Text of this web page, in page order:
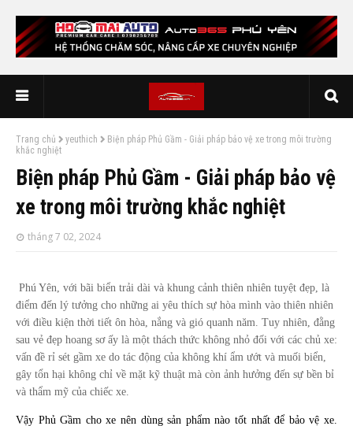
Trang chủ yeuthich
Biện pháp Phủ Gầm - Giải pháp bảo vệ xe trong môi trường
khắc nghiệt
Biện pháp Phủ Gầm - Giải pháp bảo vệ
xe trong môi trường khắc nghiệt
tháng 7 02, 2024
Phú Yên, với bãi biển trải dài và khung cảnh thiên nhiên tuyệt đẹp, là
điểm đến lý tưởng cho những ai yêu thích sự hòa mình vào thiên nhiên
với điều kiện thời tiết ôn hòa, nắng và gió quanh năm. Tuy nhiên, đằng
sau vẻ đẹp hoang sơ ấy là một thách thức không nhỏ đối với các chủ xe:
vấn đề rỉ sét gầm xe do tác động của không khí ẩm ướt và muối biển,
gây tổn hại không chỉ về mặt kỹ thuật mà còn ảnh hưởng đến sự bền bỉ
và thẩm mỹ của chiếc xe.
Vậy Phủ Gầm cho xe nên dùng sản phẩm nào tốt nhất để bảo vệ xe.